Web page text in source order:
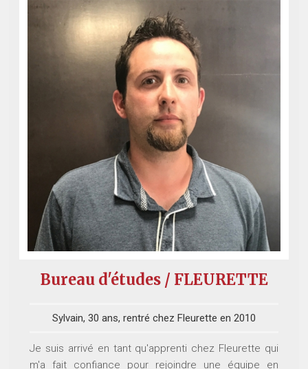
Bureau d'études / FLEURETTE
Sylvain, 30 ans, rentré chez Fleurette en 2010
Je suis arrivé en tant qu'apprenti chez Fleurette qui
m'a fait confiance pour rejoindre une équipe en